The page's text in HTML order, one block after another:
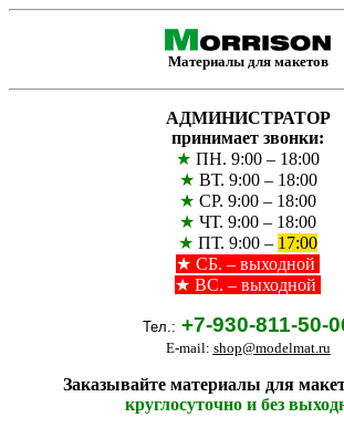
Материалы для макетов
АДМИНИСТРАТОР
принимает звонки:
★ ПН. 9:00 – 18:00
★ ВТ. 9:00 – 18:00
★ СР. 9:00 – 18:00
★ ЧТ. 9:00 – 18:00
★ ПТ. 9:00 – 17:00
★ СБ. – выходной
★ ВС. – выходной
Тел.: +7-930-811-50-
E-mail: shop@modelmat.ru
Заказывайте материалы для
круглосуточно и без